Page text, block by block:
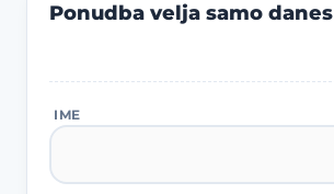
Ponudba velja samo danes
IME